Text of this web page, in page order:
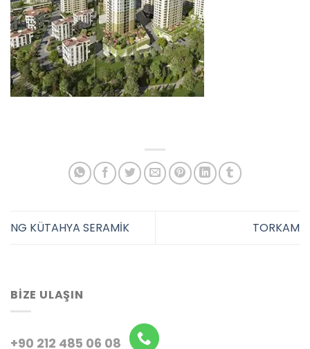
NG KÜTAHYA SERAMİK TORKAM
BIZE ULAŞIN
+90 212 485 06 08